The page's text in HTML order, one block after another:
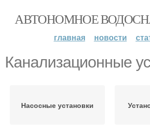
АВТОНОМНОЕ
главная новости
Канализационные
Насосные установки